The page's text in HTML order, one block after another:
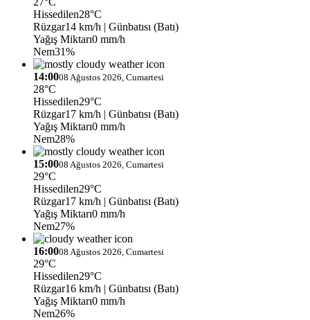
Hissedilen28°C
Rüzgar14 km/h | Günbatısı (Batı)
Yağış Miktarı0 mm/h
Nem31%
14:0008 Ağustos 2026, Cumartesi
28°C
Hissedilen29°C
Rüzgar17 km/h | Günbatısı (Batı)
Yağış Miktarı0 mm/h
Nem28%
15:0008 Ağustos 2026, Cumartesi
29°C
Hissedilen29°C
Rüzgar17 km/h | Günbatısı (Batı)
Yağış Miktarı0 mm/h
Nem27%
16:0008 Ağustos 2026, Cumartesi
29°C
Hissedilen29°C
Rüzgar16 km/h | Günbatısı (Batı)
Yağış Miktarı0 mm/h
Nem26%